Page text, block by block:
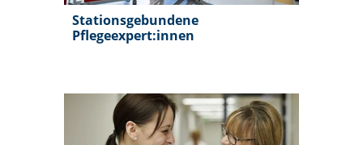
Stationsgebundene
Pflegeexpert:innen